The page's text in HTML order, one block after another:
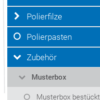
Polierfilze
Polierpasten
Zubehör
Musterbox
Musterbox bestückt